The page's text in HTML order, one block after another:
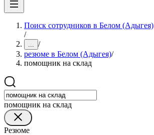
Поиск сотрудников в Белом (Адыгея)
/
... /
резюме в Белом (Адыгея)/
помощник на склад
помощник на склад
Резюме